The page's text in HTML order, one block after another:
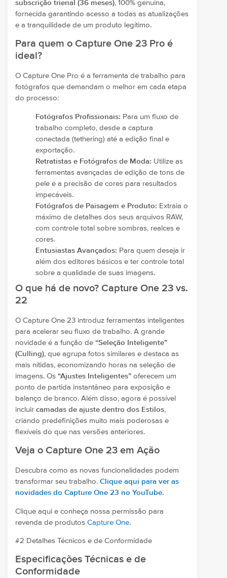
subscrição trienal (36 meses), 100% genuína,
fornecida garantindo acesso a todas as atualizações
e a tranquilidade de um produto legítimo.
Para quem o Capture One 23 Pro é
ideal?
O Capture One Pro é a ferramenta de trabalho para
fotógrafos que demandam o melhor em cada etapa
do processo:
Fotógrafos Profissionais: Para um fluxo de
trabalho completo, desde a captura
conectada (tethering) até a edição final e
exportação.
Retratistas e Fotógrafos de Moda: Utilize as
ferramentas avançadas de edição de tons de
pele e a precisão de cores para resultados
impecáveis.
Fotógrafos de Paisagem e Produto: Extraia o
máximo de detalhes dos seus arquivos RAW,
com controle total sobre sombras, realces e
cores.
Entusiastas Avançados: Para quem deseja ir
além dos editores básicos e ter controle total
sobre a qualidade de suas imagens.
O que há de novo? Capture One 23 vs.
22
O Capture One 23 introduz ferramentas inteligentes
para acelerar seu fluxo de trabalho. A grande
novidade é a função de “Seleção Inteligente”
(Culling), que agrupa fotos similares e destaca as
mais nítidas, economizando horas na seleção de
imagens. Os “Ajustes Inteligentes” oferecem um
ponto de partida instantâneo para exposição e
balanço de branco. Além disso, agora é possível
incluir camadas de ajuste dentro dos Estilos,
criando predefinições muito mais poderosas e
flexíveis do que nas versões anteriores.
Veja o Capture One 23 em Ação
Descubra como as novas funcionalidades podem
transformar seu trabalho. Clique aqui para ver as
novidades do Capture One 23 no YouTube.
Clique aqui e conheça nossa permissão para
revenda de produtos Capture One.
#2 Detalhes Técnicos e de Conformidade
Especificações Técnicas e de
Conformidade